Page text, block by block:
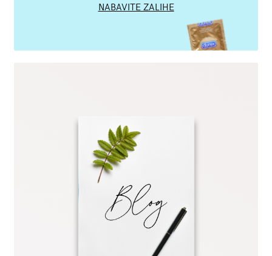
NABAVITE ZALIHE